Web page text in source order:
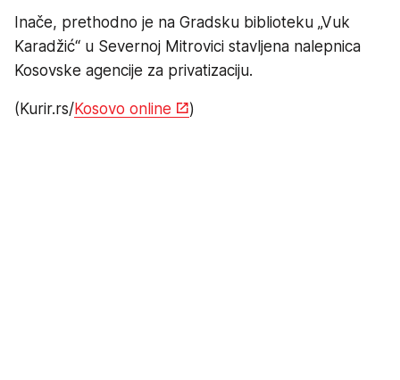
Inače, prethodno je na Gradsku biblioteku „Vuk
Karadžić“ u Severnoj Mitrovici stavljena nalepnica
Kosovske agencije za privatizaciju.
(Kurir.rs/Kosovo online )